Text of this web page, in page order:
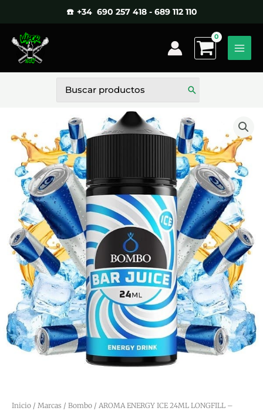
contenido
☎️ +34 690 257 418 - 689 112 110
por:
Inicio / Marcas / Bombo / AROMA ENERGY ICE 24ML LONGFILL –